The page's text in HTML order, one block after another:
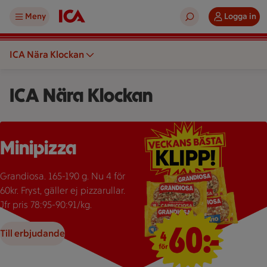
Meny Logga in
ICA Nära Klockan
ICA Nära Klockan
Affisch som visar ett erbjudande om fyra Grandiosa-pizzor
Minipizza
Grandiosa. 165-190 g. Nu 4 för
60kr. Fryst, gäller ej pizzarullar.
Jfr pris 78:95-90:91/kg.
Till erbjudande